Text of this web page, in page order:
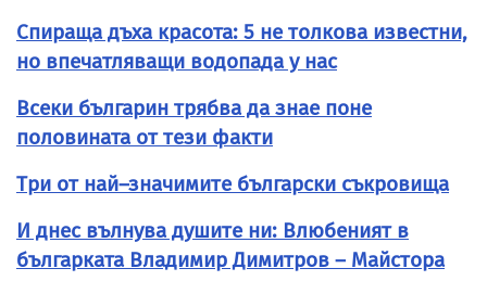
Спираща дъха красота: 5 не толкова известни,
но впечатляващи водопада у нас
Всеки българин трябва да знае поне
половината от тези факти
Три от най–значимите български съкровища
И днес вълнува душите ни: Влюбеният в
българката Владимир Димитров – Майстора